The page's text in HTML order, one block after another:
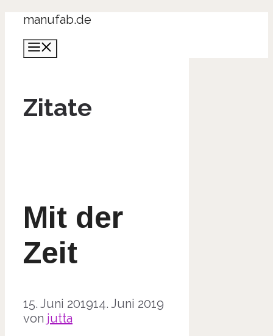
Zum
springen
manufab.de
Zitate
Mit der
Zeit
15. Juni 201914. Juni 2019
von jutta